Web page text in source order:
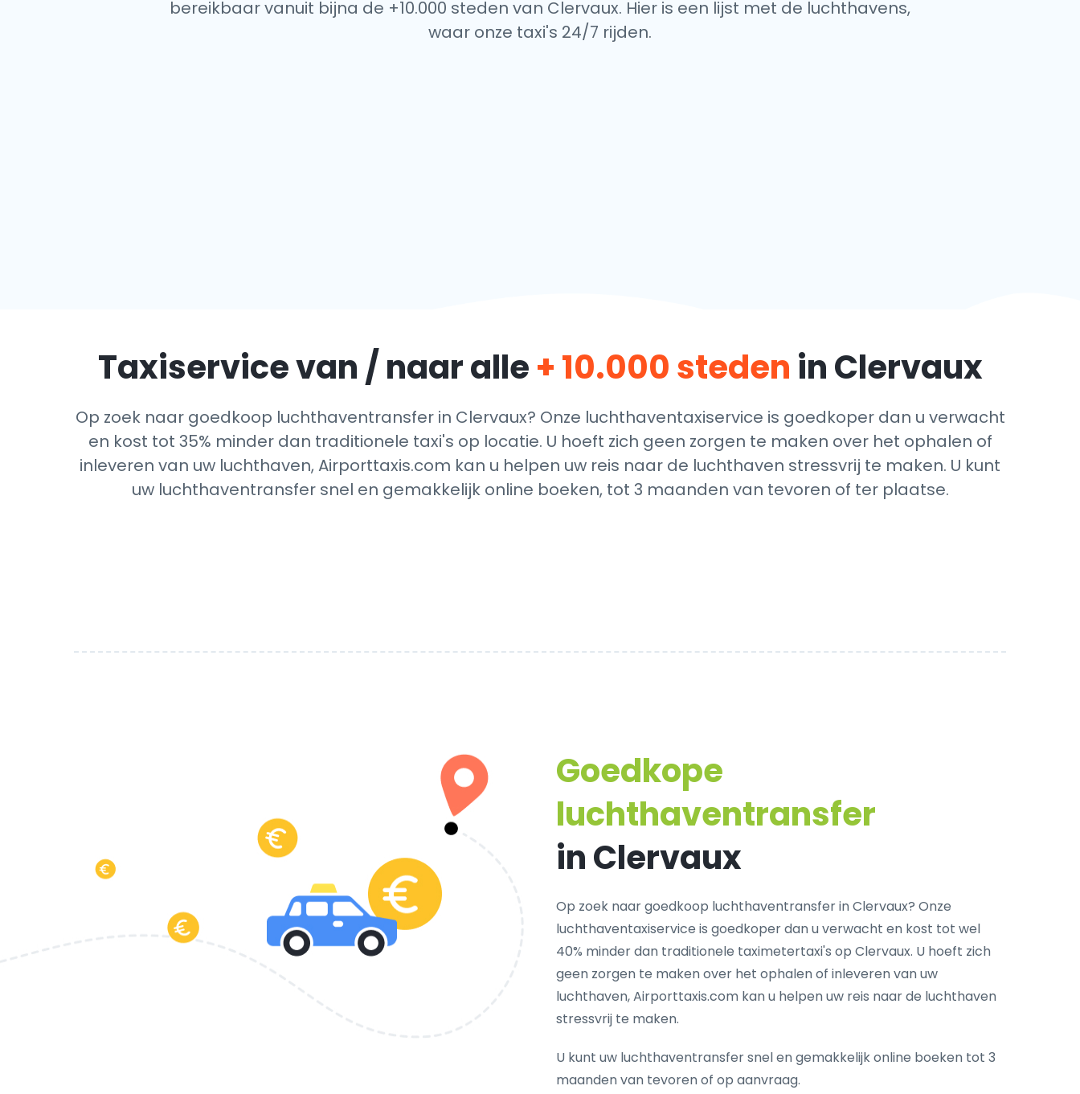
bereikbaar vanuit bijna de +10.000 steden van Clervaux. Hier is een lijst met de luchthavens,
waar onze taxi's 24/7 rijden.
Taxiservice van / naar alle+ 10.000 steden in Clervaux
Op zoek naar goedkoop luchthaventransfer in Clervaux? Onze luchthaventaxiservice is goedkoper dan u verwacht
en kost tot 35% minder dan traditionele taxi's op locatie. U hoeft zich geen zorgen te maken over het ophalen of
inleveren van uw luchthaven, Airporttaxis.com kan u helpen uw reis naar de luchthaven stressvrij te maken. U kunt
uw luchthaventransfer snel en gemakkelijk online boeken, tot 3 maanden van tevoren of ter plaatse.
Goedkope
luchthaventransfer
in Clervaux
Op zoek naar goedkoop luchthaventransfer in Clervaux? Onze
luchthaventaxiservice is goedkoper dan u verwacht en kost tot wel
40% minder dan traditionele taximetertaxi's op Clervaux. U hoeft zich
geen zorgen te maken over het ophalen of inleveren van uw
luchthaven, Airporttaxis.com kan u helpen uw reis naar de luchthaven
stressvrij te maken.
U kunt uw luchthaventransfer snel en gemakkelijk online boeken tot 3
maanden van tevoren of op aanvraag.